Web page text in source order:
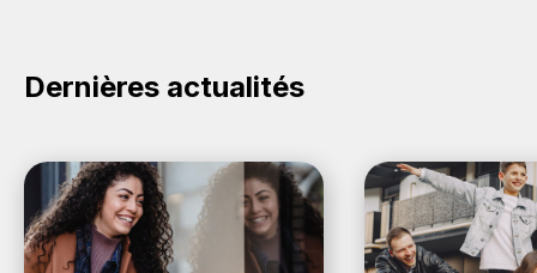
Dernières actualités